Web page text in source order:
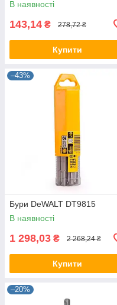
В наявності
143,14 ₴ 278,72 ₴
Купити
–43%
Бури DeWALT DT9815
В наявності
1 298,03 ₴ 2 268,24 ₴
Купити
–20%